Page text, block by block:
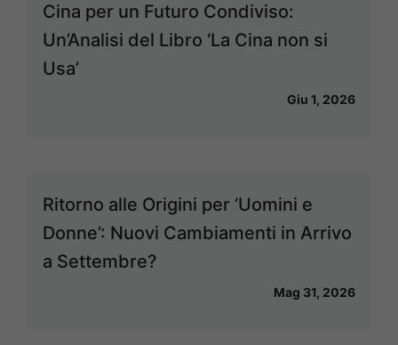
Cina per un Futuro Condiviso:
Un’Analisi del Libro ‘La Cina non si
Usa’
Giu 1, 2026
Ritorno alle Origini per ‘Uomini e
Donne’: Nuovi Cambiamenti in Arrivo
a Settembre?
Mag 31, 2026